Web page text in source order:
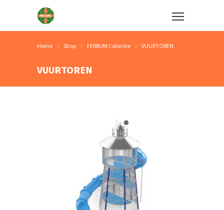
Home Shop FERRUM Collectie VUURTOREN
VUURTOREN